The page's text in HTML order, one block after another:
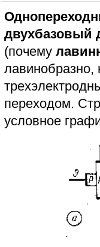
двухбазовый
(почему
лавинобразно,
переходом.
условное